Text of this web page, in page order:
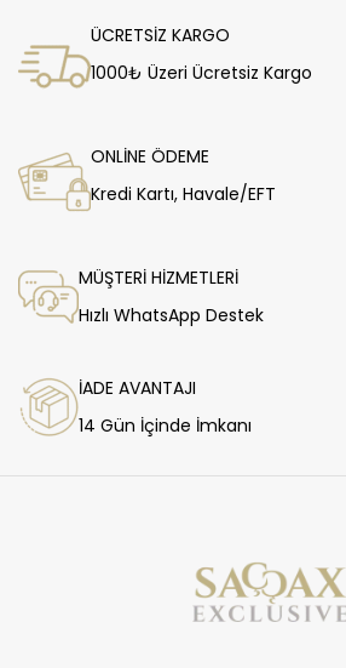
ÜCRETSİZ KARGO
1000₺ Üzeri Ücretsiz Kargo
ONLİNE ÖDEME
Kredi Kartı, Havale/EFT
MÜŞTERİ HİZMETLERİ
Hızlı WhatsApp Destek
İADE AVANTAJI
14 Gün İçinde İmkanı